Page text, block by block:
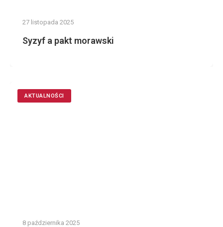
27 listopada 2025
Syzyf a pakt morawski
AKTUALNOŚCI
8 października 2025